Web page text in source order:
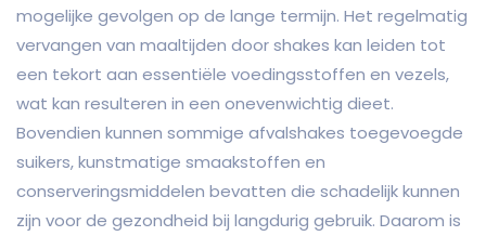
mogelijke gevolgen op de lange termijn. Het regelmatig
vervangen van maaltijden door shakes kan leiden tot
een tekort aan essentiële voedingsstoffen en vezels,
wat kan resulteren in een onevenwichtig dieet.
Bovendien kunnen sommige afvalshakes toegevoegde
suikers, kunstmatige smaakstoffen en
conserveringsmiddelen bevatten die schadelijk kunnen
zijn voor de gezondheid bij langdurig gebruik. Daarom is